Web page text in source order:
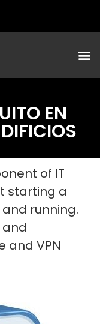
EN
of IT
starting a
running.
and VPN